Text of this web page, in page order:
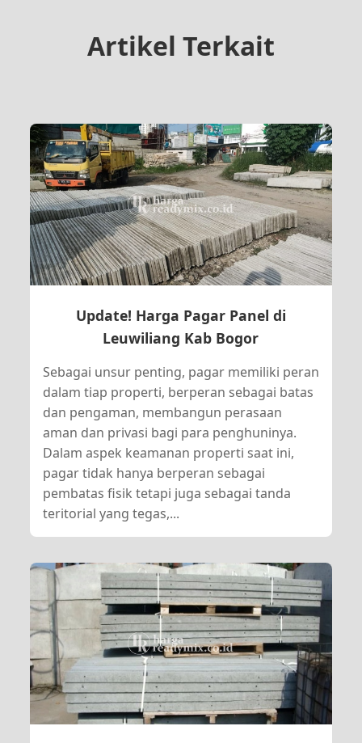
Artikel Terkait
Update! Harga Pagar Panel di
Leuwiliang Kab Bogor
Sebagai unsur penting, pagar memiliki peran
dalam tiap properti, berperan sebagai batas
dan pengaman, membangun perasaan
aman dan privasi bagi para penghuninya.
Dalam aspek keamanan properti saat ini,
pagar tidak hanya berperan sebagai
pembatas fisik tetapi juga sebagai tanda
teritorial yang tegas,...